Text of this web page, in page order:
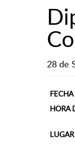
28 de
HORA